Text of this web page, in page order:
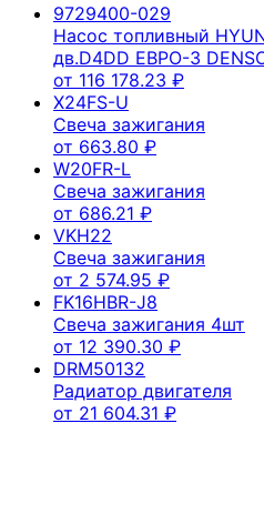
9729400-029
Насос топливный
дв.D4DD ЕВРО-3
от 116 178.23 ₽
X24FS-U
Свеча зажигания
от 663.80 ₽
W20FR-L
Свеча зажигания
от 686.21 ₽
VKH22
Свеча зажигания
от 2 574.95 ₽
FK16HBR-J8
Свеча зажигания 4шт
от 12 390.30 ₽
DRM50132
Радиатор двигателя
от 21 604.31 ₽